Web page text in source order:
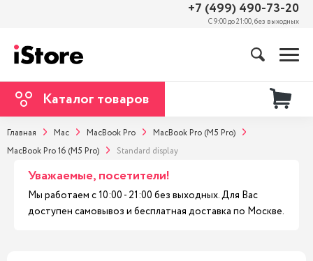
+7 (499) 490-73-20
С 9:00 до 21:00, без выходных
Каталог товаров
Главная Mac MacBook Pro
MacBook Pro (M5 Pro)
MacBook Pro 16 (M5 Pro)
Standard display
Уважаемые, посетители!
Мы работаем с 10:00 - 21:00 без выходных. Для Вас
доступен самовывоз и бесплатная доставка по Москве.